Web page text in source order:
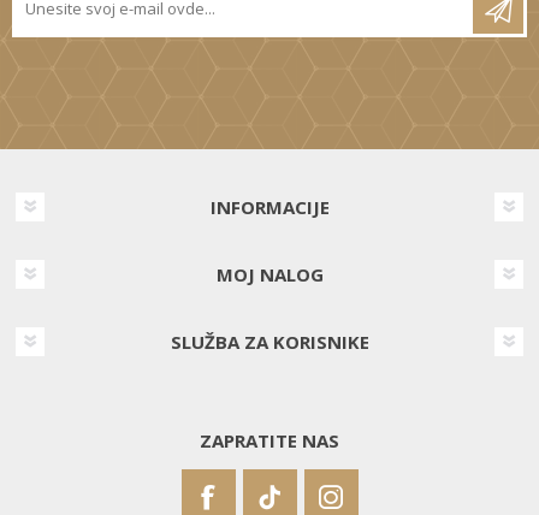
INFORMACIJE
MOJ NALOG
SLUŽBA ZA KORISNIKE
ZAPRATITE NAS